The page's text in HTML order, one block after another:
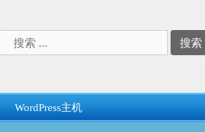
：
WordPress主机